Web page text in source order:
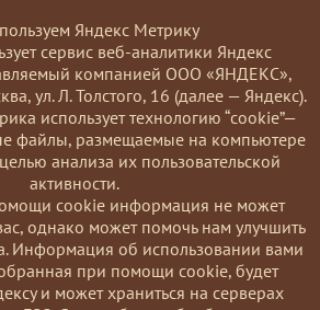
Яндекс Метрику
сервис веб-аналитики Яндекс
компанией ООО «ЯНДЕКС»,
ул. Л. Толстого, 16 (далее — Яндекс).
использует технологию “cookie”—
файлы, размещаемые на компьютере
анализа их пользовательской
активности.
cookie информация не может
однако может помочь нам улучшить
Информация об использовании вами
при помощи cookie, будет
и может храниться на серверах